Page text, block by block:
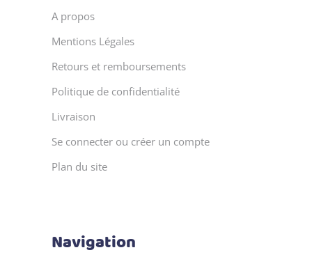
A propos
Mentions Légales
Retours et remboursements
Politique de confidentialité
Livraison
Se connecter ou créer un compte
Plan du site
Navigation